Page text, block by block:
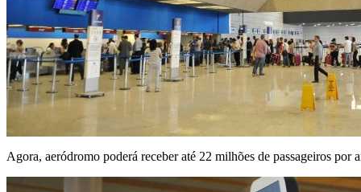
Agora, aeródromo poderá receber até 22 milhões de passageiros por